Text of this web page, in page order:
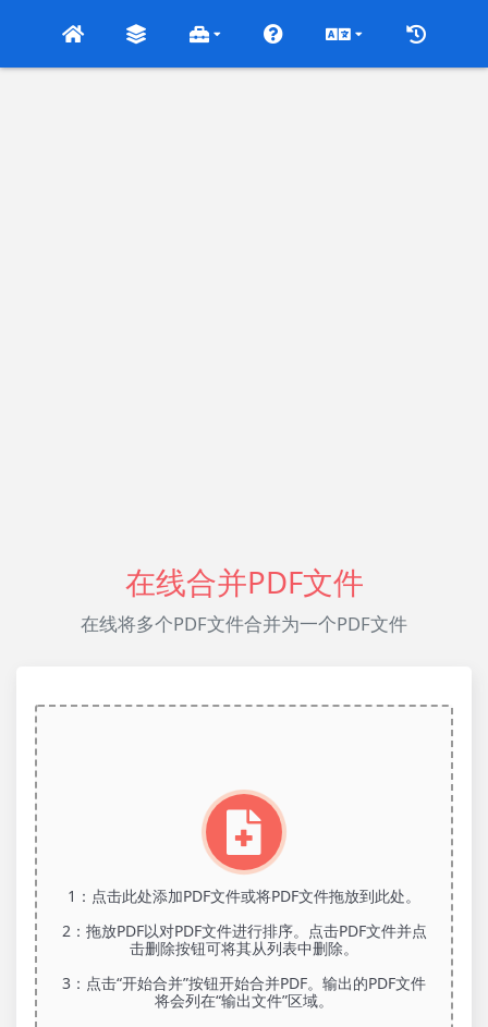
在线合并PDF文件
在线将多个PDF文件合并为一个PDF文件
1：点击此处添加PDF文件或将PDF文件拖放到此处。
2：拖放PDF以对PDF文件进行排序。点击PDF文件并点
击删除按钮可将其从列表中删除。
3：点击“开始合并”按钮开始合并PDF。输出的PDF文件
将会列在“输出文件”区域。